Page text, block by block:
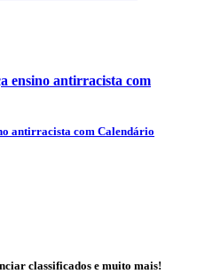
ensino antirracista com
antirracista com Calendário
classificados e muito mais!